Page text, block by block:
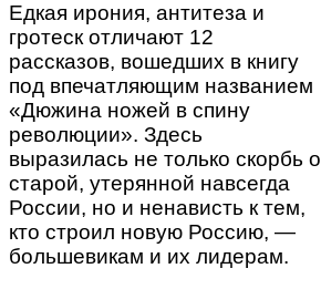
Едкая ирония, антитеза и
гротеск отличают 12
рассказов, вошедших в книгу
под впечатляющим названием
«Дюжина ножей в спину
революции». Здесь
выразилась не только скорбь о
старой, утерянной навсегда
России, но и ненависть к тем,
кто строил новую Россию, ―
большевикам и их лидерам.